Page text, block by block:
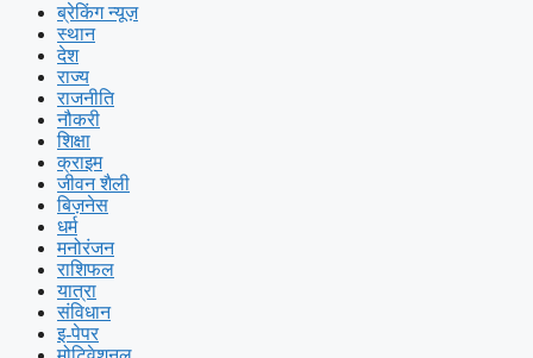
ब्रेकिंग न्यूज़
स्थान
देश
राज्य
राजनीति
नौकरी
शिक्षा
क्राइम
जीवन शैली
बिज़नेस
धर्म
मनोरंजन
राशिफल
यात्रा
संविधान
इ-पेपर